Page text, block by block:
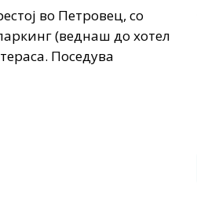
во Петровец, со
(веднаш до хотел
Поседува